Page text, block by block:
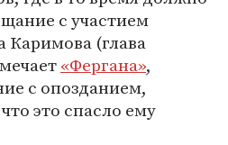
с участием
Каримова (глава
«Фергана»,
с опозданием,
это спасло ему